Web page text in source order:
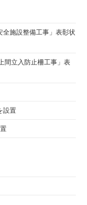
施設整備工事」表彰状
間立入防止柵工事」表
設置